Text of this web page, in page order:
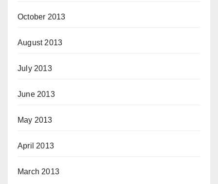
October 2013
August 2013
July 2013
June 2013
May 2013
April 2013
March 2013